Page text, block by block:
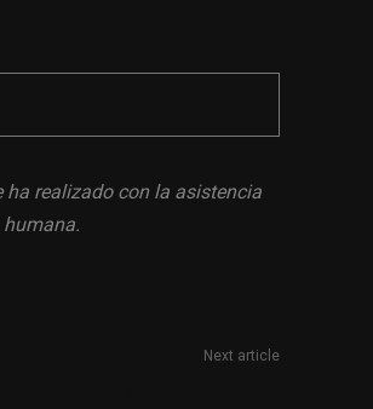
realizado con la asistencia
Next article